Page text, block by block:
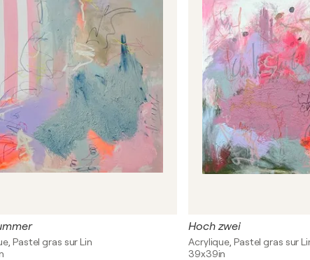
Pastel gras sur Lin
Hoch zwei
Acrylique, Pastel gras sur
39x39in